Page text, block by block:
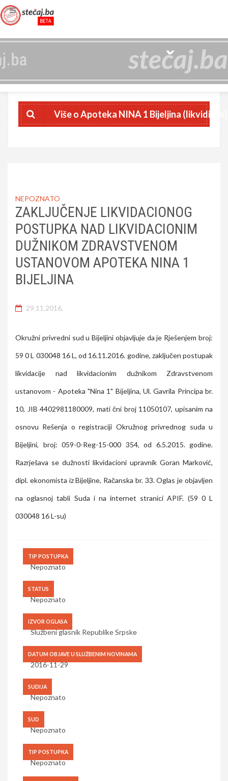
APOTEKA NINA 1 BIJELJINA (LIKVIDIRAN)
4402981180009
Više o Apoteka NINA 1 Bijeljina (likvidiran)
NEPOZNATO
ZAKLJUČENJE LIKVIDACIONOG
POSTUPKA NAD LIKVIDACIONIM
DUŽNIKOM ZDRAVSTVENOM
USTANOVOM APOTEKA NINA 1
BIJELJINA
29.11.2016.
Okružni privredni sud u Bijeljini objavljuje da je Rješenjem broj:
59 0 L 030048 16 L, od 16.11.2016. godine, zaključen postupak
likvidacije nad likvidacionim dužnikom Zdravstvenom
ustanovom - Apoteka "Nina 1" Bijeljina, Ul. Gavrila Principa br.
10, JIB 4402981180009, mati čni broj 11050107, upisanim na
osnovu Rešenja o registraciji Okružnog privrednog suda u
Bijeljini, broj: 059-0-Reg-15-000 354, od 6.5.2015. godine.
Razrješava se dužnosti likvidacioni upravnik Goran Marković,
dipl. ekonomista iz Bijeljine, Račanska br. 33. Oglas je objavljen
na oglasnoj tabli Suda i na internet stranici APIF. (59 0 L
030048 16 L-su)
TIP POSTUPKA
Nepoznato
STATUS
Nepoznato
IZVOR OGLASA
Službeni glasnik Republike Srpske
DATUM OBJAVE U SLUŽBENIM NOVINAMA
2016-11-29
SUDIJA
Nepoznato
SUD
Nepoznato
TIP POSTUPKA
Nepoznato